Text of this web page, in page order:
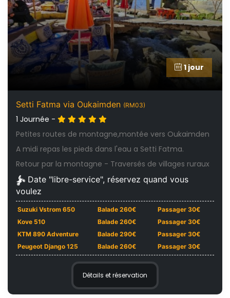
1 jour
Setti Fatma via Oukaimden (RM03)
1 Journée -
Petites routes de montagne,montée vers Oukaimden
A midi repas les pieds dans l'eau a Setti Fatma.
Retour par la montagne - Traversés de villages ruraux
Date "libre-service", réservez quand vous
voulez
Suzuki Vstrom 650 Balade 260€
Passager 30€
Kove 510
Balade 260€
Passager 30€
KTM 890 Adventure
Balade 290€
Passager 30€
Peugeot Django 125
Balade 260€ Passager 30€
Détails et réservation